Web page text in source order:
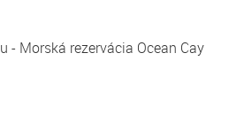
- Morská rezervácia Ocean Cay